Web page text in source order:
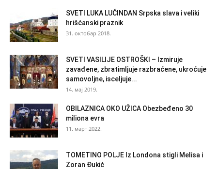
SVETI LUKA LUČINDAN Srpska slava i veliki
hrišćanski praznik
31. октобар 2018.
SVETI VASILIJE OSTROŠKI – Izmiruje
zavađene, zbratimljuje razbraćene, ukroćuje
samovoljne, isceljuje...
14. мај 2019.
OBILAZNICA OKO UŽICA Obezbeđeno 30
miliona evra
11. март 2022.
TOMETINO POLJE Iz Londona stigli Melisa i
Zoran Đukić